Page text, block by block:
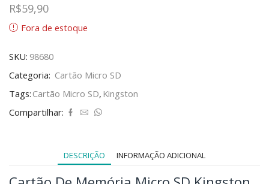
R$59,90
Fora de estoque
SKU: 98680
Categoria: Cartão Micro SD
Tags: Cartão Micro SD, Kingston
Compartilhar:
DESCRIÇÃO INFORMAÇÃO ADICIONAL